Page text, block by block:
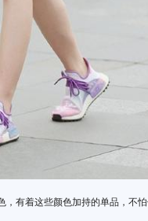
有着这些颜色加持的单品，不